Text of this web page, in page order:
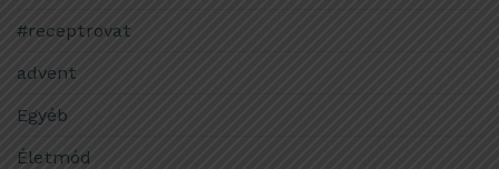
#receptrovat
advent
Egyéb
Életmód